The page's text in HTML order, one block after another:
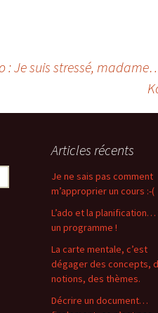
: Je suis stressé,
Articles récents
Je ne sais pas comment
m’approprier un cours :-(
L’ado et la
un programme !
La carte mentale, c’est
dégager des concepts,
notions, des thèmes.
Décrire un document…